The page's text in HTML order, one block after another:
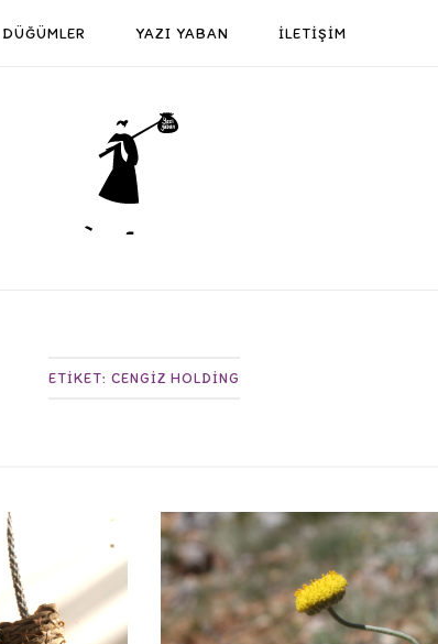
DÜĞÜMLER YAZI YABAN İLETİŞİM
Home
ETIKET: CENGIZ HOLDING